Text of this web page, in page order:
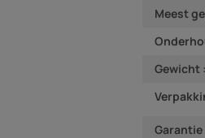
Meest
Gewicht :
Garantie